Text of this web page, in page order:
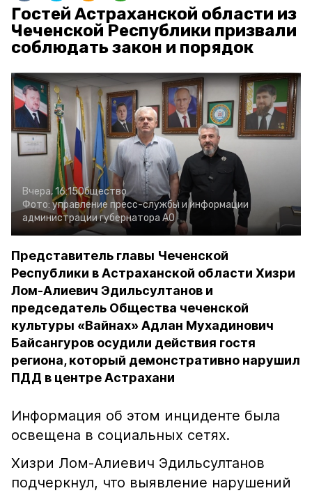
Гостей Астраханской области из
Чеченской Республики призвали
соблюдать закон и порядок
Вчера, 16:15Общество
Фото: управление пресс-службы и информации
администрации губернатора АО
Представитель главы Чеченской
Республики в Астраханской области Хизри
Лом-Алиевич Эдильсултанов и
председатель Общества чеченской
культуры «Вайнах» Адлан Мухадинович
Байсангуров осудили действия гостя
региона, который демонстративно нарушил
ПДД в центре Астрахани
Информация об этом инциденте была
освещена в социальных сетях.
Хизри Лом-Алиевич Эдильсултанов
подчеркнул, что выявление нарушений